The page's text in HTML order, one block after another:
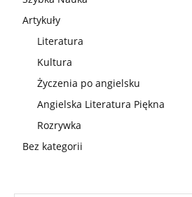
Artykuły
Literatura
Kultura
Życzenia po angielsku
Angielska Literatura Piękna
Rozrywka
Bez kategorii